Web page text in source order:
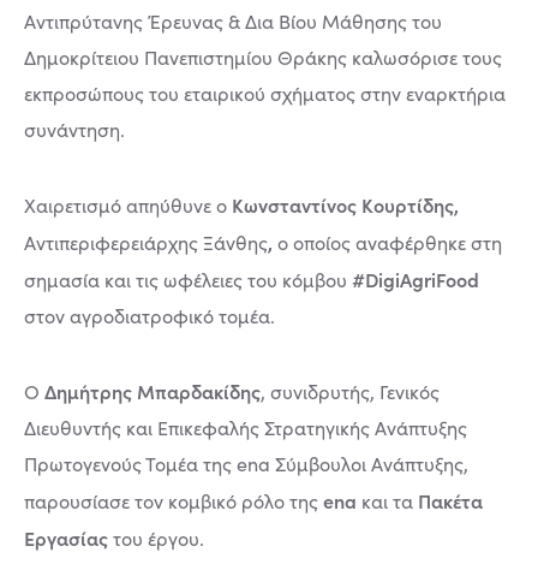
Αντιπρύτανης Έρευνας & Δια Βίου Μάθησης του
Δημοκρίτειου Πανεπιστημίου Θράκης καλωσόρισε τους
εκπροσώπους του εταιρικού σχήματος στην εναρκτήρια
συνάντηση.
Χαιρετισμό απηύθυνε ο Κωνσταντίνος Κουρτίδης,
Αντιπεριφερειάρχης Ξάνθης, ο οποίος αναφέρθηκε στη
σημασία και τις ωφέλειες του κόμβου #DigiAgriFood
στον αγροδιατροφικό τομέα.
Ο Δημήτρης Μπαρδακίδης, συνιδρυτής, Γενικός
Διευθυντής και Επικεφαλής Στρατηγικής Ανάπτυξης
Πρωτογενούς Τομέα της ena Σύμβουλοι Ανάπτυξης,
παρουσίασε τον κομβικό ρόλο τηςena και τα Πακέτα
Εργασίαςτου έργου.